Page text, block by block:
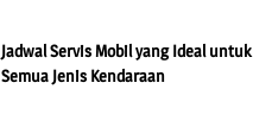
Jadwal Servis Mobil yang Ideal untuk
Semua Jenis Kendaraan